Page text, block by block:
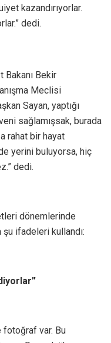
kazandırıyorlar.
dedi.
Bakanı Bekir
Meclisi
Sayan, yaptığı
sağlamışsak, burada
rahat bir hayat
yerini buluyorsa, hiç
dedi.
dönemlerinde
ifadeleri kullandı:
fotoğraf var. Bu